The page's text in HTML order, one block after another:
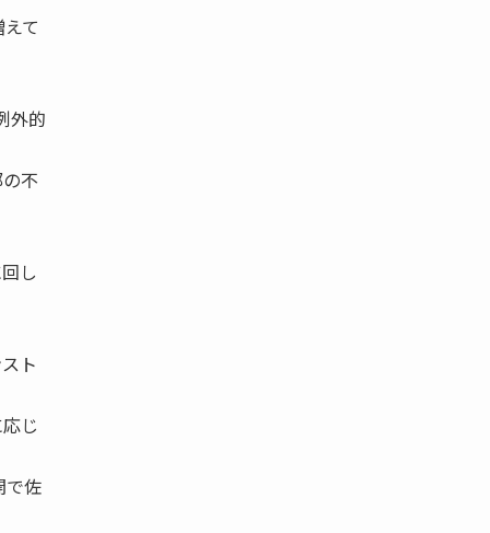
て
外的
不
し
ト
じ
で佐